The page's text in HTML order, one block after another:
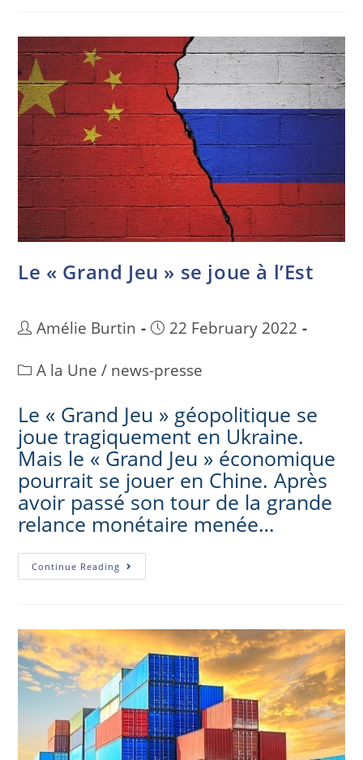
Le « Grand Jeu » se joue à l’Est
Amélie Burtin
22 February 2022
A la Une / news-presse
Le « Grand Jeu » géopolitique se
joue tragiquement en Ukraine.
Mais le « Grand Jeu » économique
pourrait se jouer en Chine. Après
avoir passé son tour de la grande
relance monétaire menée…
Continue Reading